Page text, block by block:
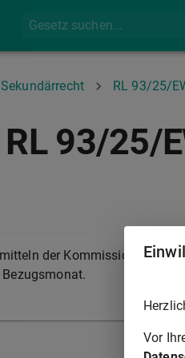
RL 93/25/
93/25/
der Kommission die
Vor